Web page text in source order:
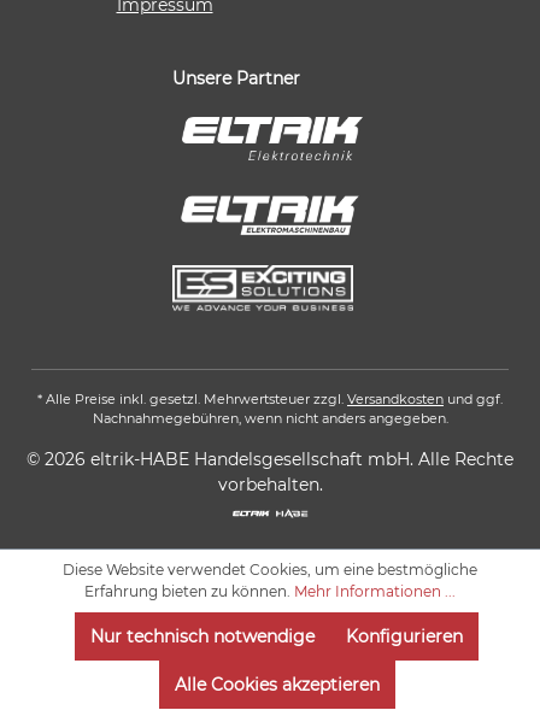
Impressum
Unsere Partner
* Alle Preise inkl. gesetzl. Mehrwertsteuer zzgl. Versandkosten und ggf.
Nachnahmegebühren, wenn nicht anders angegeben.
© 2026 eltrik-HABE Handelsgesellschaft mbH. Alle Rechte
vorbehalten.
Diese Website verwendet Cookies, um eine bestmögliche
Erfahrung bieten zu können. Mehr Informationen ...
Nur technisch notwendige Konfigurieren
Alle Cookies akzeptieren